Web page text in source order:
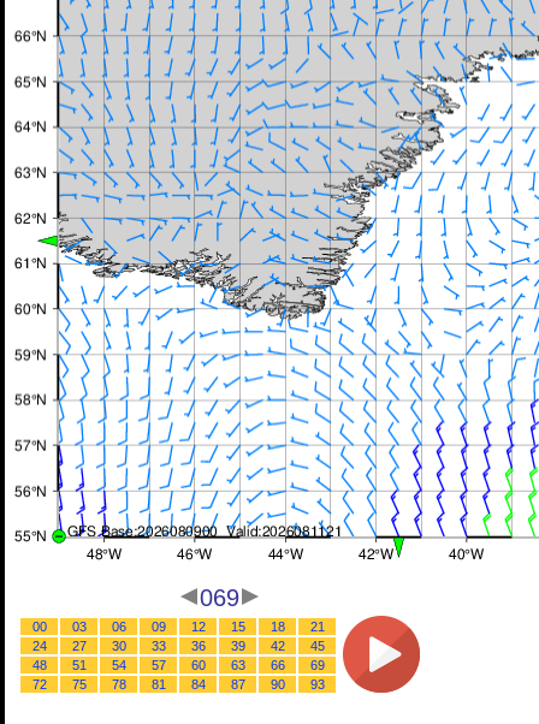
069
00 03 06 09 12 15 18
21
24
27 30 33 36 39 42
45
48
51 54 57 60 63 66
69
72
75 78 81 84 87 90 93